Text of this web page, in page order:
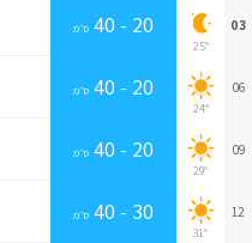
03
25°
20 - 40 ס״מ
06
24°
20 - 40 ס״מ
09
29°
20 - 40 ס״מ
12
31°
30 - 40 ס״מ